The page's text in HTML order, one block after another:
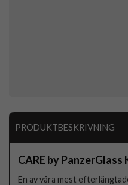
PRODUKTBESKRIVNING
CARE by
En av våra mest